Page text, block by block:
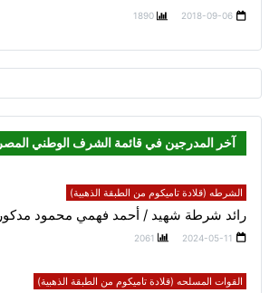
2018-09-06
1890
آخر المدرجين في قائمة الشرف الوطني
الشرطه (قلادة تاميكوم من الطبقة الذهبية)
رائد شرطة شهيد / أحمد فهمي محمود مدكور
2024-05-11
2061
القوات المسلحه (قلادة تاميكوم من الطبقة الذهبية)